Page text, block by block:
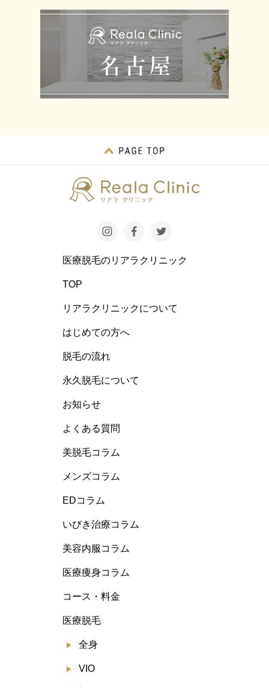
医療脱毛のリアラクリニック
TOP
リアラクリニックについて
はじめての方へ
脱毛の流れ
永久脱毛について
お知らせ
よくある質問
美脱毛コラム
メンズコラム
EDコラム
いびき治療コラム
美容内服コラム
医療痩身コラム
コース・料金
医療脱毛
全身
VIO